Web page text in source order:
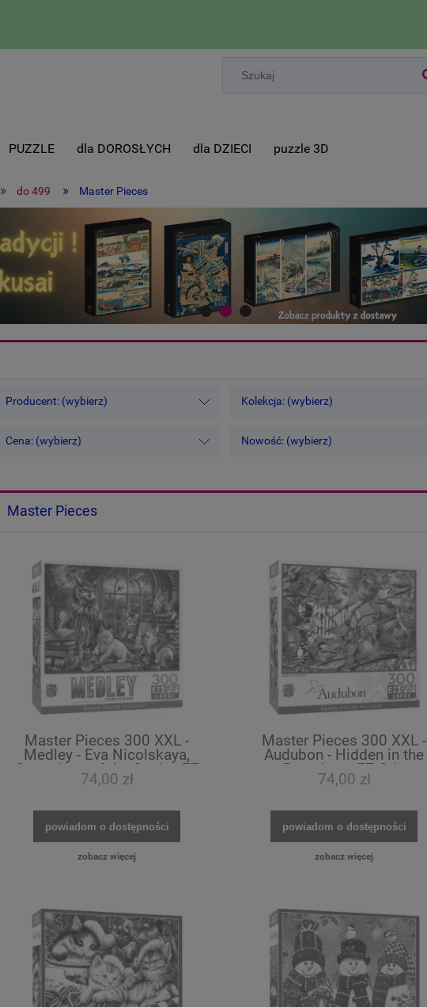
PUZZLE dla DOROSŁYCH dla DZIECI puzzle 3D
» do 499 » Master Pieces
Producent: (wybierz) Kolekcja: (wybierz)
Cena: (wybierz) Nowość: (wybierz)
Master Pieces
Master Pieces 300 XXL -
Medley - Eva Nicolskaya,
Caretakers of the Study - EZ
Grip
74,00 zł
powiadom o dostępności
zobacz więcej
Master Pieces 300 XXL -
Audubon - Hidden in the
Branches - EZ Grip
74,00 zł
powiadom o dostępności
zobacz więcej